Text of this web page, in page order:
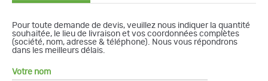
Pour toute demande de devis, veuillez nous indiquer la quantité
souhaitée, le lieu de livraison et vos coordonnées complètes
(société, nom, adresse & téléphone). Nous vous répondrons
dans les meilleurs délais.
Votre nom